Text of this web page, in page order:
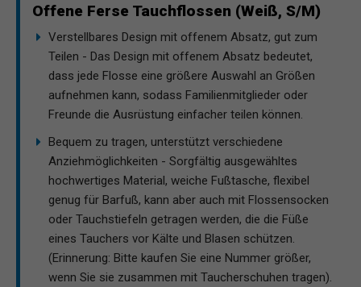
Offene Ferse Tauchflossen (Weiß, S/M)
Verstellbares Design mit offenem Absatz, gut zum
Teilen - Das Design mit offenem Absatz bedeutet,
dass jede Flosse eine größere Auswahl an Größen
aufnehmen kann, sodass Familienmitglieder oder
Freunde die Ausrüstung einfacher teilen können.
Bequem zu tragen, unterstützt verschiedene
Anziehmöglichkeiten - Sorgfältig ausgewähltes
hochwertiges Material, weiche Fußtasche, flexibel
genug für Barfuß, kann aber auch mit Flossensocken
oder Tauchstiefeln getragen werden, die die Füße
eines Tauchers vor Kälte und Blasen schützen.
(Erinnerung: Bitte kaufen Sie eine Nummer größer,
wenn Sie sie zusammen mit Taucherschuhen tragen).